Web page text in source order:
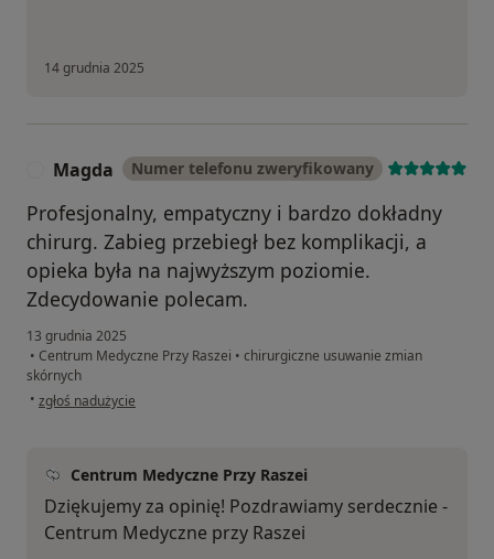
14 grudnia 2025
Magda Numer telefonu zweryfikowany
Profesjonalny, empatyczny i bardzo dokładny
chirurg. Zabieg przebiegł bez komplikacji, a
opieka była na najwyższym poziomie.
Zdecydowanie polecam.
13 grudnia 2025
• Centrum Medyczne Przy Raszei • chirurgiczne usuwanie zmian
skórnych
• w opinii użytkownika Magda
zgłoś nadużycie
Centrum Medyczne Przy Raszei
Dziękujemy za opinię! Pozdrawiamy serdecznie -
Centrum Medyczne przy Raszei